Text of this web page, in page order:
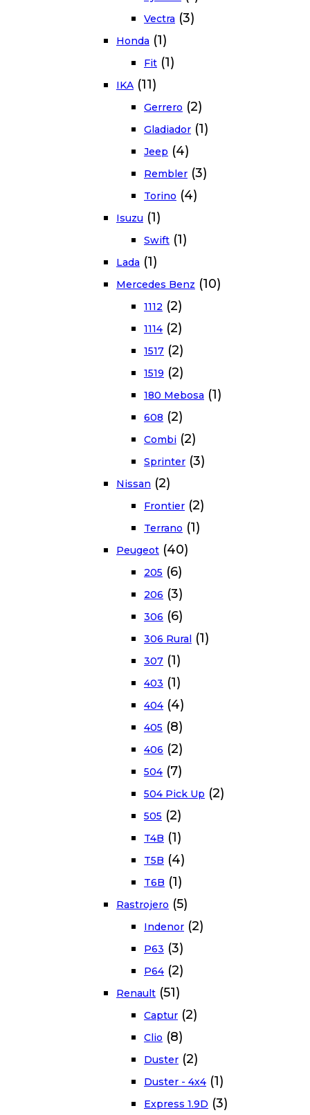
Vectra (3)
Honda (1)
Fit (1)
IKA (11)
Gerrero (2)
Gladiador (1)
Jeep (4)
Rembler (3)
Torino (4)
Isuzu (1)
Swift (1)
Lada (1)
Mercedes Benz (10)
1112 (2)
1114 (2)
1517 (2)
1519 (2)
180 Mebosa (1)
608 (2)
Combi (2)
Sprinter (3)
Nissan (2)
Frontier (2)
Terrano (1)
Peugeot (40)
205 (6)
206 (3)
306 (6)
306 Rural (1)
307 (1)
403 (1)
404 (4)
405 (8)
406 (2)
504 (7)
504 Pick Up (2)
505 (2)
T4B (1)
T5B (4)
T6B (1)
Rastrojero (5)
Indenor (2)
P63 (3)
P64 (2)
Renault (51)
Captur (2)
Clio (8)
Duster (2)
Duster - 4x4 (1)
Express 1.9D (3)